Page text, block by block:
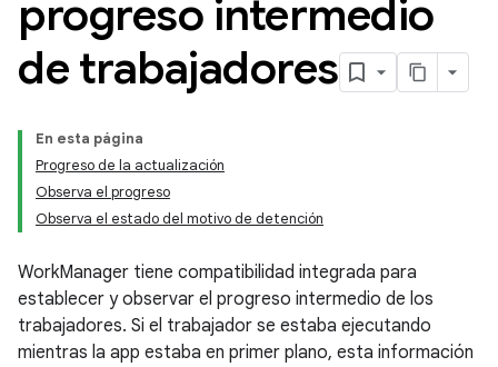
progreso intermedio
de trabajadores
En esta página
Progreso de la actualización
Observa el progreso
Observa el estado del motivo de detención
WorkManager tiene compatibilidad integrada para
establecer y observar el progreso intermedio de los
trabajadores. Si el trabajador se estaba ejecutando
mientras la app estaba en primer plano, esta información